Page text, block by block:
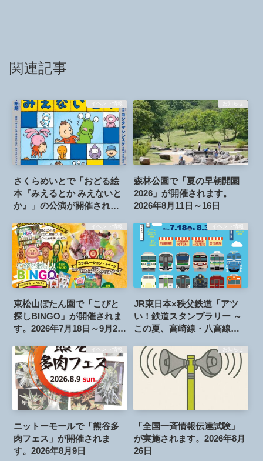
関連記事
イベント情報
さくらめいとで「おどる絵
本『みえるとか みえないと
か』」の公演が開催されま
お知らせ
森林公園で「夏の早朝開園
2026」が開催されます。
2026年8月11日～16日
イベント情報
東松山ぼたん園で「こびと
探しBINGO」が開催されま
す。2026年7月18日～9月23
イベント情報
JR東日本×秩父鉄道「アツ
い！鉄道スタンプラリー ～
この夏、高崎線・八高線・
～」が開催されます。2026
年7月18日～8月31日
イベント情報
ニットーモールで「熊谷多
肉フェス」が開催されま
す。2026年8月9日
お知らせ
「全国一斉情報伝達試験」
が実施されます。2026年8月
26日